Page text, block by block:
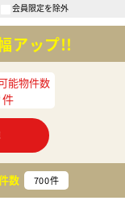
会員限定を除外
アップ!!
能物件数
件
数 700件